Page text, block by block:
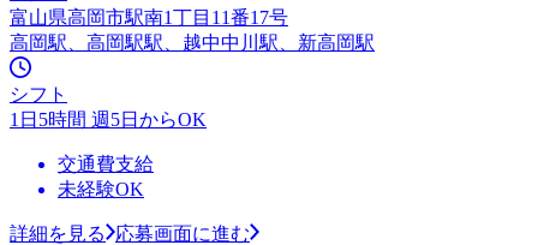
富山県高岡市駅南1丁目11番17号
高岡駅、高岡駅駅、越中中川駅、新高岡駅
シフト
1日5時間 週5日からOK
交通費支給
未経験OK
詳細を見る 応募画面に進む